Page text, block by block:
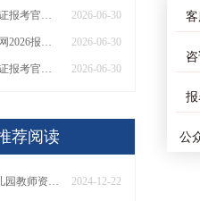
小学教师资格证报考官网入口在哪？2026下半年 2026-06-30
小学教师证官网2026报名入口及考试时间表(详细解读) 2026-06-30
小学教师资格证报考官网入口今年 2026-06-30
荐阅读
[2025]江西幼儿园教师资格证报名时间|流程|条件 2024-12-22
公